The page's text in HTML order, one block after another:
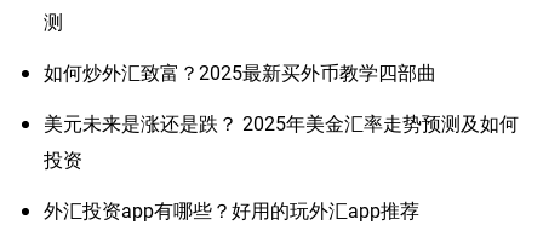
测
如何炒外汇致富？2025最新买外币教学四部曲
美元未来是涨还是跌？ 2025年美金汇率走势预测及如何
投资
外汇投资app有哪些？好用的玩外汇app推荐